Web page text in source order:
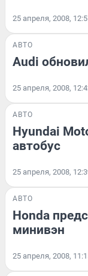
25 апреля, 2008,
АВТО
Audi
25 апреля, 2008,
АВТО
Hyundai
автобус
25 апреля, 2008,
АВТО
Honda
минивэн
25 апреля, 2008,